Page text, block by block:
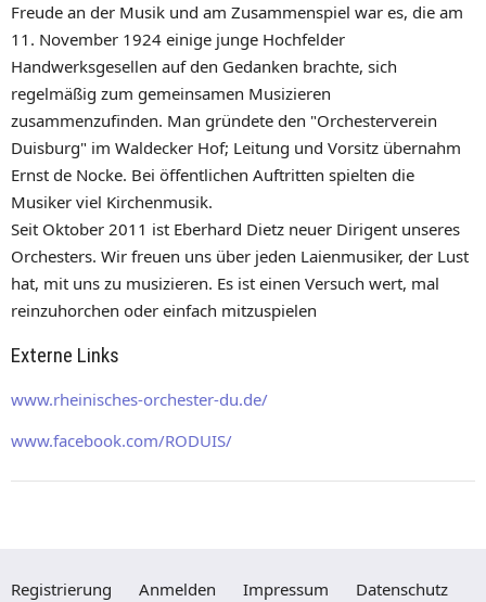
Freude an der Musik und am Zusammenspiel war es, die am
11. November 1924 einige junge Hochfelder
Handwerksgesellen auf den Gedanken brachte, sich
regelmäßig zum gemeinsamen Musizieren
zusammenzufinden. Man gründete den "Orchesterverein
Duisburg" im Waldecker Hof; Leitung und Vorsitz übernahm
Ernst de Nocke. Bei öffentlichen Auftritten spielten die
Musiker viel Kirchenmusik.
Seit Oktober 2011 ist Eberhard Dietz neuer Dirigent unseres
Orchesters. Wir freuen uns über jeden Laienmusiker, der Lust
hat, mit uns zu musizieren. Es ist einen Versuch wert, mal
reinzuhorchen oder einfach mitzuspielen
Externe Links
www.rheinisches-orchester-du.de/
www.facebook.com/RODUIS/
Registrierung Anmelden Impressum Datenschutz